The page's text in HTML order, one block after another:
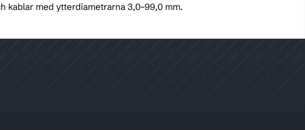
kablar med ytterdiametrarna 3,0–99,0 mm.